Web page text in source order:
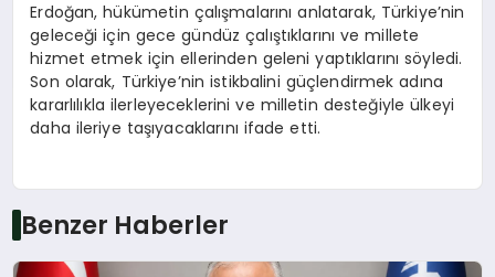
Erdoğan, hükümetin çalışmalarını anlatarak, Türkiye’nin
geleceği için gece gündüz çalıştıklarını ve millete
hizmet etmek için ellerinden geleni yaptıklarını söyledi.
Son olarak, Türkiye’nin istikbalini güçlendirmek adına
kararlılıkla ilerleyeceklerini ve milletin desteğiyle ülkeyi
daha ileriye taşıyacaklarını ifade etti.
Benzer Haberler